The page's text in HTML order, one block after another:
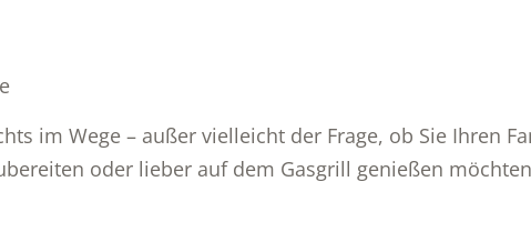
im Wege – außer vielleicht der Frage, ob Sie Ihren
oder lieber auf dem Gasgrill genießen